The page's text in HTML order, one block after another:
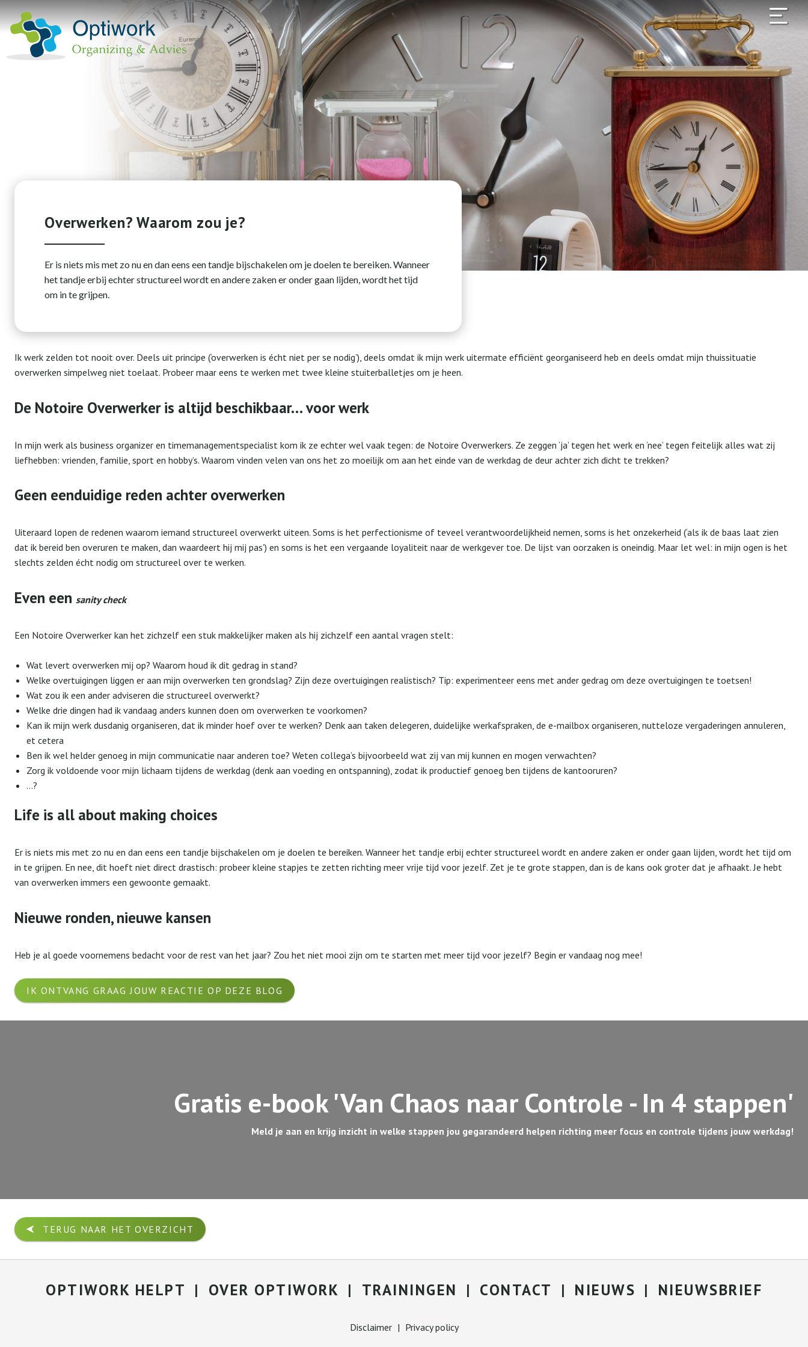
Overwerken? Waarom zou je?
Er is niets mis met zo nu en dan eens een tandje bijschakelen om je doelen te bereiken. Wanneer
het tandje erbij echter structureel wordt en andere zaken er onder gaan lijden, wordt het tijd
om in te grijpen.
Ik werk zelden tot nooit over. Deels uit principe (‘overwerken is écht niet per se nodig’), deels omdat ik mijn werk uitermate efficiënt georganiseerd heb en deels omdat mijn thuissituatie
overwerken simpelweg niet toelaat. Probeer maar eens te werken met twee kleine stuiterballetjes om je heen.
De Notoire Overwerker is altijd beschikbaar… voor werk
In mijn werk als business organizer en timemanagementspecialist kom ik ze echter wel vaak tegen: de Notoire Overwerkers. Ze zeggen ‘ja’ tegen het werk en ‘nee’ tegen feitelijk alles wat zij
liefhebben: vrienden, familie, sport en hobby’s. Waarom vinden velen van ons het zo moeilijk om aan het einde van de werkdag de deur achter zich dicht te trekken?
Geen eenduidige reden achter overwerken
Uiteraard lopen de redenen waarom iemand structureel overwerkt uiteen. Soms is het perfectionisme of teveel verantwoordelijkheid nemen, soms is het onzekerheid (‘als ik de baas laat zien
dat ik bereid ben overuren te maken, dan waardeert hij mij pas’) en soms is het een vergaande loyaliteit naar de werkgever toe. De lijst van oorzaken is oneindig. Maar let wel: in mijn ogen is het
slechts zelden écht nodig om structureel over te werken.
Even een sanity check
Een Notoire Overwerker kan het zichzelf een stuk makkelijker maken als hij zichzelf een aantal vragen stelt:
Wat levert overwerken mij op? Waarom houd ik dit gedrag in stand?
Welke overtuigingen liggen er aan mijn overwerken ten grondslag? Zijn deze overtuigingen realistisch? Tip: experimenteer eens met ander gedrag om deze overtuigingen te toetsen!
Wat zou ik een ander adviseren die structureel overwerkt?
Welke drie dingen had ik vandaag anders kunnen doen om overwerken te voorkomen?
Kan ik mijn werk dusdanig organiseren, dat ik minder hoef over te werken? Denk aan taken delegeren, duidelijke werkafspraken, de e-mailbox organiseren, nutteloze vergaderingen annuleren,
et cetera
Ben ik wel helder genoeg in mijn communicatie naar anderen toe? Weten collega’s bijvoorbeeld wat zij van mij kunnen en mogen verwachten?
Zorg ik voldoende voor mijn lichaam tijdens de werkdag (denk aan voeding en ontspanning), zodat ik productief genoeg ben tijdens de kantooruren?
…?
Life is all about making choices
Er is niets mis met zo nu en dan eens een tandje bijschakelen om je doelen te bereiken. Wanneer het tandje erbij echter structureel wordt en andere zaken er onder gaan lijden, wordt het tijd om
in te grijpen. En nee, dit hoeft niet direct drastisch: probeer kleine stapjes te zetten richting meer vrije tijd voor jezelf. Zet je te grote stappen, dan is de kans ook groter dat je afhaakt. Je hebt
van overwerken immers een gewoonte gemaakt.
Nieuwe ronden, nieuwe kansen
Heb je al goede voornemens bedacht voor de rest van het jaar? Zou het niet mooi zijn om te starten met meer tijd voor jezelf? Begin er vandaag nog mee!
IK ONTVANG GRAAG JOUW REACTIE OP DEZE BLOG
Gratis e-book 'Van Chaos naar Controle - In 4 stappen'
Meld je aan en krijg inzicht in welke stappen jou gegarandeerd helpen richting meer focus en controle tijdens jouw werkdag!
TERUG NAAR HET OVERZICHT
OPTIWORK HELPT OVER OPTIWORK TRAININGEN CONTACT NIEUWS NIEUWSBRIEF
Disclaimer | Privacy policy